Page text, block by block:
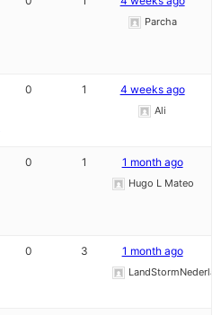
Parcha
0 1 4 weeks ago
Ali
0 1 1 month ago
Hugo L Mateo
0 3 1 month ago